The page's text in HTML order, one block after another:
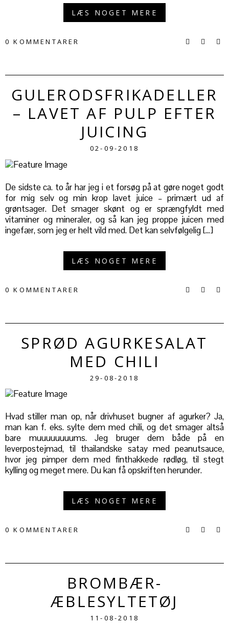
LÆS NOGET MERE
0 KOMMENTARER
GULERODSFRIKADELLER
– LAVET AF PULP EFTER
JUICING
02-09-2018
De sidste ca. to år har jeg i et forsøg på at gøre noget godt
for mig selv og min krop lavet juice – primært ud af
grøntsager. Det smager skønt og er sprængfyldt med
vitaminer og mineraler, og så kan jeg proppe juicen med
ingefær, som jeg er helt vild med. Det kan selvfølgelig […]
LÆS NOGET MERE
0 KOMMENTARER
SPRØD AGURKESALAT
MED CHILI
29-08-2018
Hvad stiller man op, når drivhuset bugner af agurker? Ja,
man kan f. eks. sylte dem med chili, og det smager altså
bare muuuuuuuums. Jeg bruger dem både på en
leverpostejmad, til thailandske satay med peanutsauce,
hvor jeg pimper dem med finthakkede rødløg, til stegt
kylling og meget mere. Du kan få opskriften herunder.
LÆS NOGET MERE
0 KOMMENTARER
BROMBÆR-
ÆBLESYLTETØJ
11-08-2018